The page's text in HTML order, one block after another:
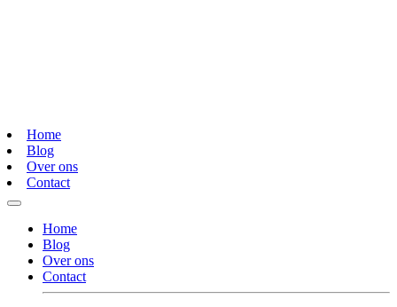
Home
Blog
Over ons
Contact
Home
Blog
Over ons
Contact